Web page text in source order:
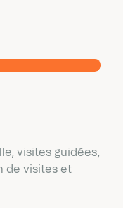
visites guidées,
de visites et